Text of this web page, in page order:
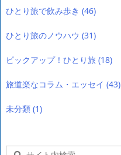
ひとり旅で飲み歩き (46)
ひとり旅のノウハウ (31)
ピックアップ！ひとり旅 (18)
旅道楽なコラム・エッセイ (43)
未分類 (1)